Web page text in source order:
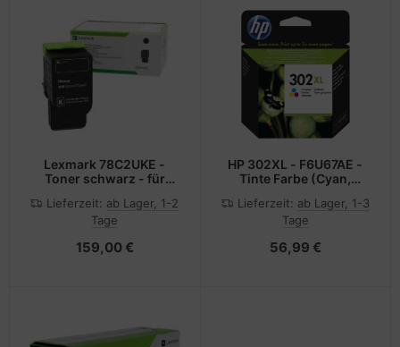
Lexmark 78C2UKE -
Toner schwarz - für
CX622ade, CX622de,
CX625ade, CX625adhe,
Lieferzeit: ab Lager, 1-2
Tage
159,00 €
HP 302XL - F6U67AE -
Tinte Farbe (Cyan,
Deskjet 11XX, 21XX,
36XX; Envy 451X, 452X;
52XX
Lieferzeit: ab Lager, 1-3
Tage
56,99 €